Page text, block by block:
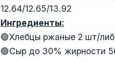
12.64/12.65/13.92
Ингредиенты:
🟢Хлебцы ржаные 2 шт/
🟢Сыр до 30% жирности